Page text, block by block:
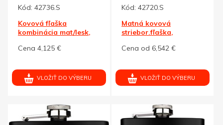
Kód: 42736.S
Kovová fľaška
kombinácia mat/lesk,
Cena 4,125 €
VLOŽIŤ DO VÝBERU
Kód: 42720.S
Matná kovová
striebor.fľaška,
Cena od 6,542 €
VLOŽIŤ DO VÝBERU